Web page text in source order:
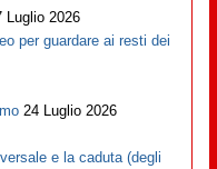
Luglio 2026
per guardare ai resti dei
24 Luglio 2026
e la caduta (degli